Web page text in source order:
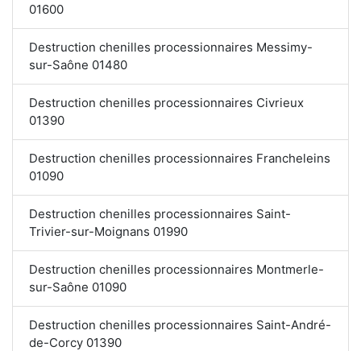
01600
Destruction chenilles processionnaires Messimy-
sur-Saône 01480
Destruction chenilles processionnaires Civrieux
01390
Destruction chenilles processionnaires Francheleins
01090
Destruction chenilles processionnaires Saint-
Trivier-sur-Moignans 01990
Destruction chenilles processionnaires Montmerle-
sur-Saône 01090
Destruction chenilles processionnaires Saint-André-
de-Corcy 01390